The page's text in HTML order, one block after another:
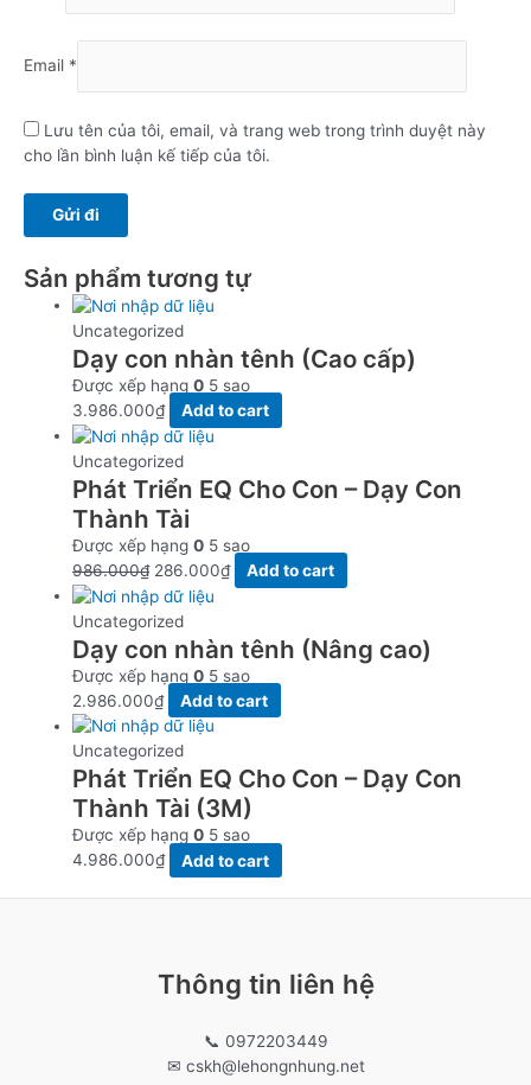
Email *
Lưu tên của tôi, email, và trang web trong trình duyệt này
cho lần bình luận kế tiếp của tôi.
Sản phẩm tương tự
Uncategorized
Dạy con nhàn tênh (Cao cấp)
Được xếp hạng0 5 sao
3.986.000₫ Add to cart
Uncategorized
Phát Triển EQ Cho Con – Dạy Con
Thành Tài
Được xếp hạng0 5 sao
986.000₫ Giá
gốc
là:
986.000₫.
286.000₫Giá
hiện
là:
286.000₫.
Add to cart
Uncategorized
Dạy con nhàn tênh (Nâng cao)
Được xếp hạng0 5 sao
2.986.000₫ Add to cart
Uncategorized
Phát Triển EQ Cho Con – Dạy Con
Thành Tài (3M)
Được xếp hạng0 5 sao
4.986.000₫ Add to cart
Thông tin liên hệ
📞 0972203449
✉ cskh@lehongnhung.net